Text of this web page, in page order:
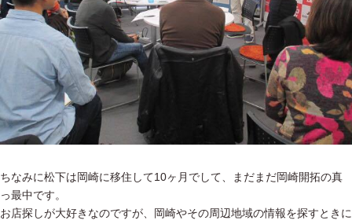
ちなみに松下は岡崎に移住して10ヶ月でして、まだまだ岡崎開拓の真
っ最中です。
お店探しが大好きなのですが、岡崎やその周辺地域の情報を探すときに